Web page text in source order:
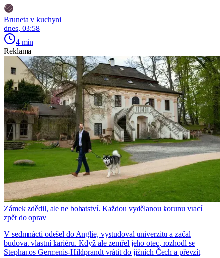
Bruneta v kuchyni
dnes, 03:58
4 min
Reklama
Zámek zdědil, ale ne bohatství. Každou vydělanou korunu vrací
zpět do oprav
V sedmnácti odešel do Anglie, vystudoval univerzitu a začal
budovat vlastní kariéru. Když ale zemřel jeho otec, rozhodl se
Stephanos Germenis-Hildprandt vrátit do jižních Čech a převzít